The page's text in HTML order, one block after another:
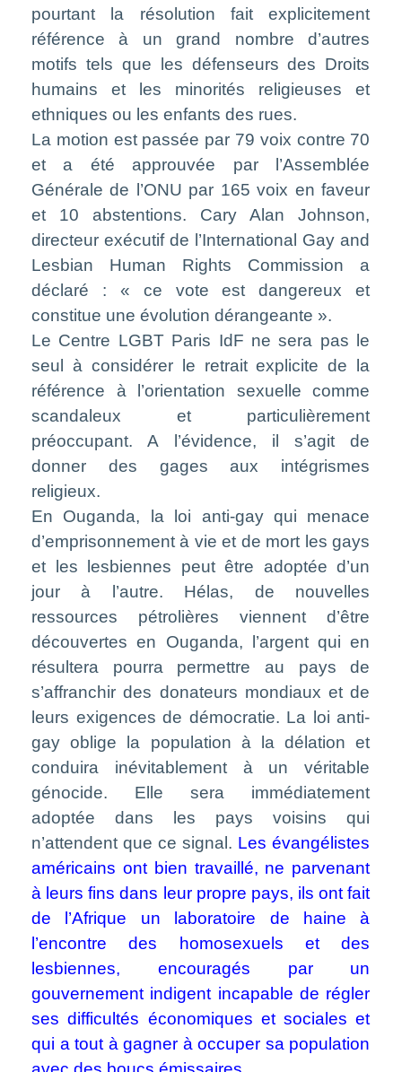
pourtant la résolution fait explicitement
référence à un grand nombre d’autres
motifs tels que les défenseurs des Droits
humains et les minorités religieuses et
ethniques ou les enfants des rues.
La motion est passée par 79 voix contre 70
et a été approuvée par l’Assemblée
Générale de l’ONU par 165 voix en faveur
et 10 abstentions. Cary Alan Johnson,
directeur exécutif de l’International Gay and
Lesbian Human Rights Commission a
déclaré : « ce vote est dangereux et
constitue une évolution dérangeante ».
Le Centre LGBT Paris IdF ne sera pas le
seul à considérer le retrait explicite de la
référence à l’orientation sexuelle comme
scandaleux et particulièrement
préoccupant. A l’évidence, il s’agit de
donner des gages aux intégrismes
religieux.
En Ouganda, la loi anti-gay qui menace
d’emprisonnement à vie et de mort les gays
et les lesbiennes peut être adoptée d’un
jour à l’autre. Hélas, de nouvelles
ressources pétrolières viennent d’être
découvertes en Ouganda, l’argent qui en
résultera pourra permettre au pays de
s’affranchir des donateurs mondiaux et de
leurs exigences de démocratie. La loi anti-
gay oblige la population à la délation et
conduira inévitablement à un véritable
génocide. Elle sera immédiatement
adoptée dans les pays voisins qui
n’attendent que ce signal. Les évangélistes
américains ont bien travaillé, ne parvenant
à leurs fins dans leur propre pays, ils ont fait
de l’Afrique un laboratoire de haine à
l’encontre des homosexuels et des
lesbiennes, encouragés par un
gouvernement indigent incapable de régler
ses difficultés économiques et sociales et
qui a tout à gagner à occuper sa population